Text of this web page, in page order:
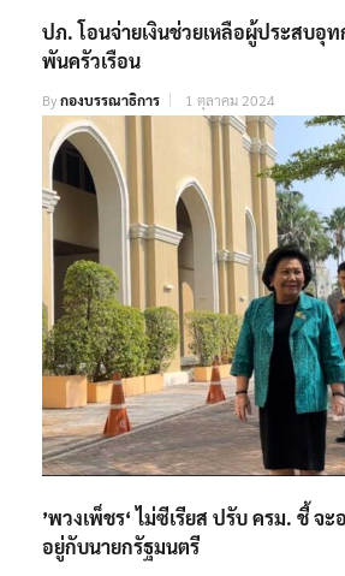
ปภ. โอนจ่ายเงินช่วยเหลือผู้ประสบอุ
พันครัวเรือน
Byกองบรรณาธิการ 1 ตุลาคม 2024
’พวงเพ็ชร‘ ไม่ซีเรียส ปรับ ครม. ชี้ จ
อยู่กับนายกรัฐมนตรี